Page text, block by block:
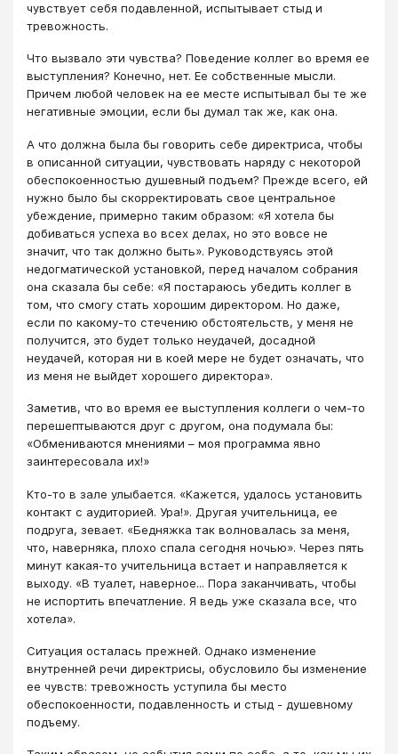
чувствует себя подавленной, испытывает стыд и
тревожность.
Что вызвало эти чувства? Поведение коллег во время ее
выступления? Конечно, нет. Ее собственные мысли.
Причем любой человек на ее месте испытывал бы те же
негативные эмоции, если бы думал так же, как она.
А что должна была бы говорить себе директриса, чтобы
в описанной ситуации, чувствовать наряду с некоторой
обеспокоенностью душевный подъем? Прежде всего, ей
нужно было бы скорректировать свое центральное
убеждение, примерно таким образом: «Я хотела бы
добиваться успеха во всех делах, но это вовсе не
значит, что так должно быть». Руководствуясь этой
недогматической установкой, перед началом собрания
она сказала бы себе: «Я постараюсь убедить коллег в
том, что смогу стать хорошим директором. Но даже,
если по какому-то стечению обстоятельств, у меня не
получится, это будет только неудачей, досадной
неудачей, которая ни в коей мере не будет означать, что
из меня не выйдет хорошего директора».
Заметив, что во время ее выступления коллеги о чем-то
перешептываются друг с другом, она подумала бы:
«Обмениваются мнениями – моя программа явно
заинтересовала их!»
Кто-то в зале улыбается. «Кажется, удалось установить
контакт с аудиторией. Ура!». Другая учительница, ее
подруга, зевает. «Бедняжка так волновалась за меня,
что, наверняка, плохо спала сегодня ночью». Через пять
минут какая-то учительница встает и направляется к
выходу. «В туалет, наверное... Пора заканчивать, чтобы
не испортить впечатление. Я ведь уже сказала все, что
хотела».
Ситуация осталась прежней. Однако изменение
внутренней речи директрисы, обусловило бы изменение
ее чувств: тревожность уступила бы место
обеспокоенности, подавленность и стыд - душевному
подъему.